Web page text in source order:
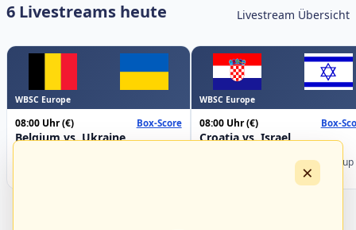
6 Livestreams heute Livestream Übersicht
WBSC Europe
08:00 Uhr(€) Box-Score
Belgium vs. Ukraine
WBSC Europe
08:00 Uhr(€) Box-
Croatia vs. Israel
Championship B Pool 2026 - Group
×